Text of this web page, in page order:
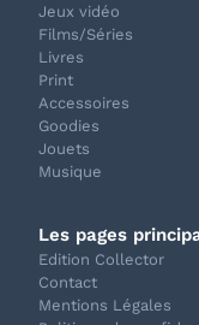
Jeux vidéo
Films/Séries
Livres
Print
Accessoires
Goodies
Jouets
Musique
Les pages
Edition Collector
Contact
Mentions Légales